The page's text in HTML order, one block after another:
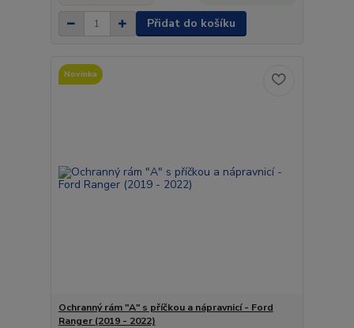
Přidat do košíku
Novinka
Ochranný rám "A" s příčkou a nápravnicí - Ford
Ranger (2019 - 2022)